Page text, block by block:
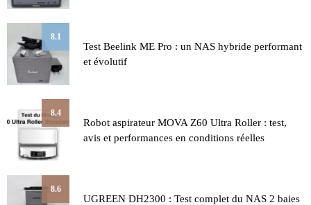
8.1
Test Beelink ME Pro : un NAS hybride performant
et évolutif
8.4
Robot aspirateur MOVA Z60 Ultra Roller : test,
avis et performances en conditions réelles
8.6
UGREEN DH2300 : Test complet du NAS 2 baies